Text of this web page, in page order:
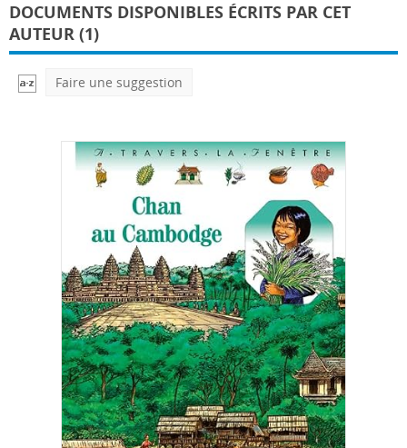
DOCUMENTS DISPONIBLES ÉCRITS PAR CET
AUTEUR (1)
Faire une suggestion